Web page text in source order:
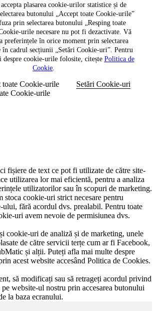
plasarea cookie-urilor statistice și de
butonului „Accept toate Cookie-urile”
prin selectarea butonului „Resping toate
urile necesare nu pot fi dezactivate. Vă
preferințele în orice moment prin selectarea
în cadrul secțiunii „Setări Cookie-uri”. Pentru
despre cookie-urile folosite, citește Politica de
Cookie
toate Cookie-urile
Setări Cookie-uri
Cookie-urile
fișiere de text ce pot fi utilizate de către site-
utilizarea lor mai eficientă, pentru a analiza
utilizatorilor sau în scopuri de marketing.
cookie-uri strict necesare pentru
ului, fără acordul dvs. prealabil. Pentru toate
uri avem nevoie de permisiunea dvs.
cookie-uri de analiză și de marketing, unele
de către servicii terțe cum ar fi Facebook,
și alții. Puteți afla mai multe despre
acest website accesând Politica de Cookies.
să modificați sau să retrageți acordul privind
website-ul nostru prin accesarea butonului
la baza ecranului.